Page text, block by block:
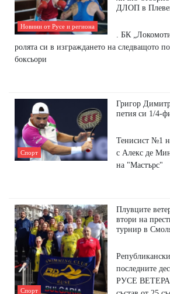
Новини от Русе и региона
ДЛОП в
. БК
ролята си в изграждането на следващото
боксьори
Спорт
Григор
петия си 1/4-
Тенисист №1
с Алекс де
на "Мастърс"
Спорт
Плувците
втори на
турнир в
последните
РУСЕ